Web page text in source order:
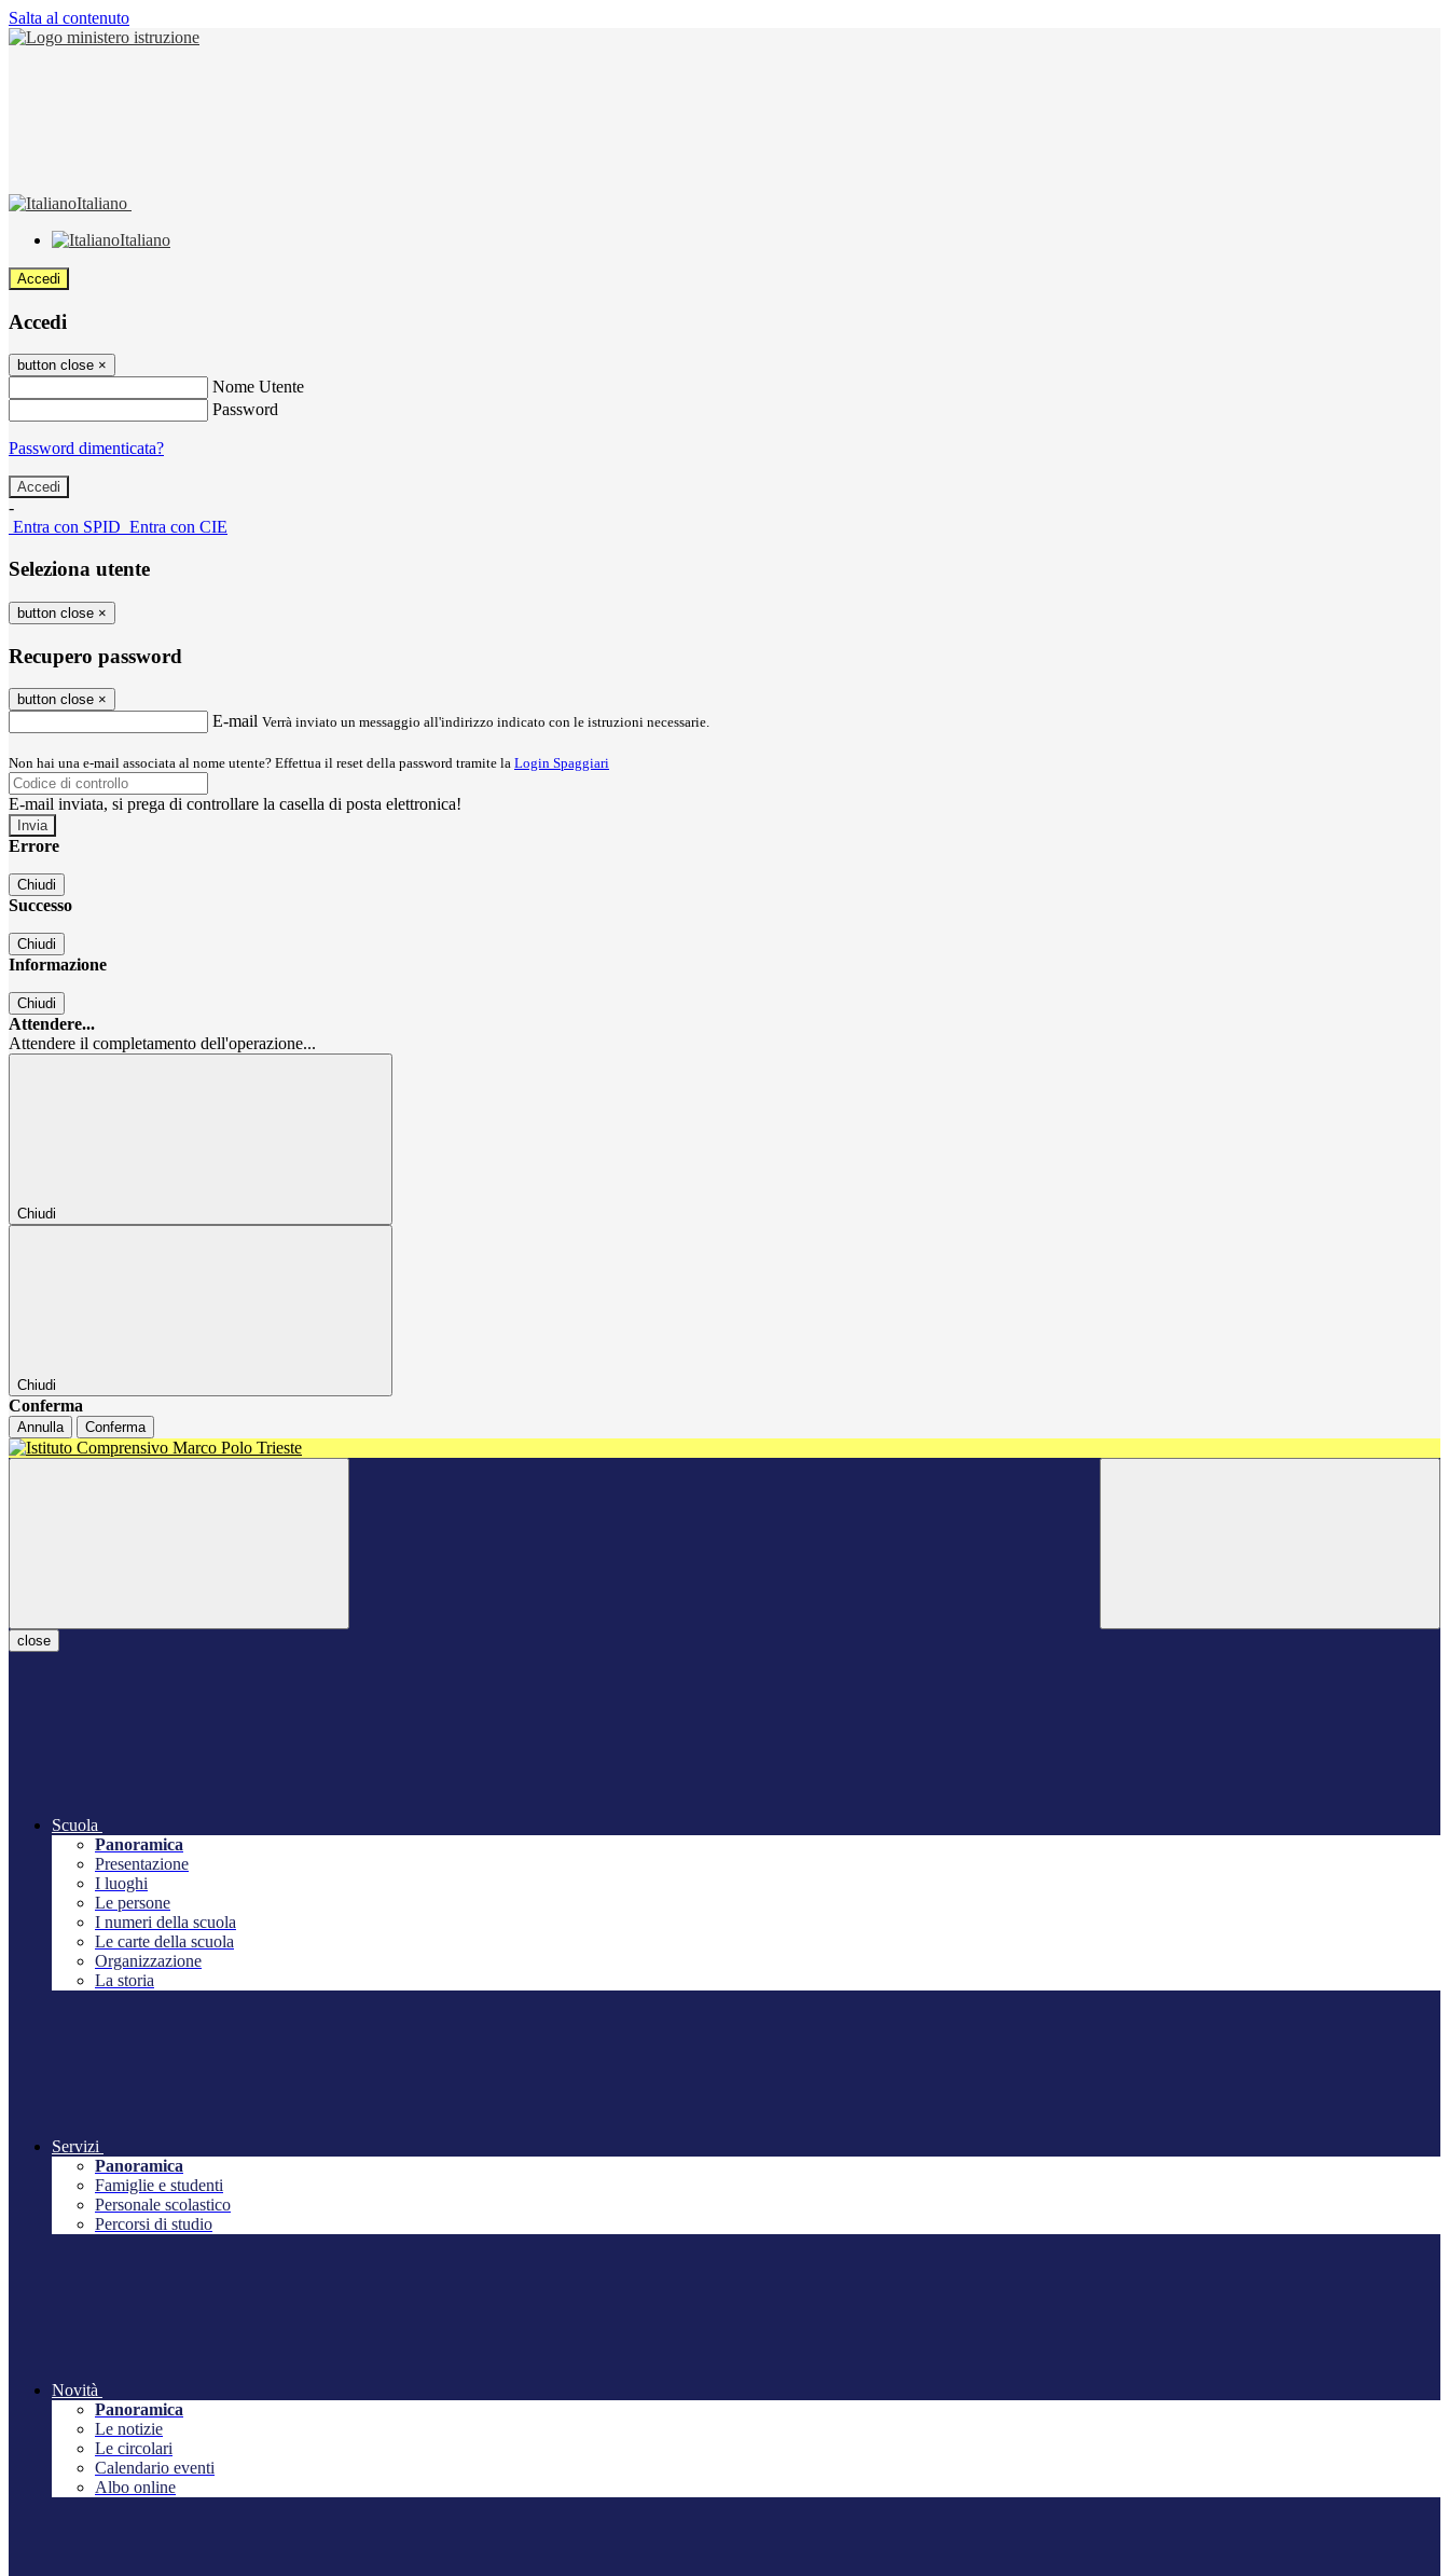
Salta al contenuto
Italiano
Italiano
Accedi
Accedi
button close ×
Nome Utente
Password
Password dimenticata?
-
Entra con SPID Entra con CIE
Seleziona utente
button close ×
Recupero password
button close ×
E-mail Verrà inviato un messaggio all'indirizzo indicato con le istruzioni necessarie.
Non hai una e-mail associata al nome utente? Effettua il reset della password tramite la Login Spaggiari
E-mail inviata, si prega di controllare la casella di posta elettronica!
Errore
Chiudi
Successo
Chiudi
Informazione
Chiudi
Attendere...
Attendere il completamento dell'operazione...
Chiudi
Chiudi
Conferma
Annulla Conferma
close
Scuola
Panoramica
Presentazione
I luoghi
Le persone
I numeri della scuola
Le carte della scuola
Organizzazione
La storia
Servizi
Panoramica
Famiglie e studenti
Personale scolastico
Percorsi di studio
Novità
Panoramica
Le notizie
Le circolari
Calendario eventi
Albo online